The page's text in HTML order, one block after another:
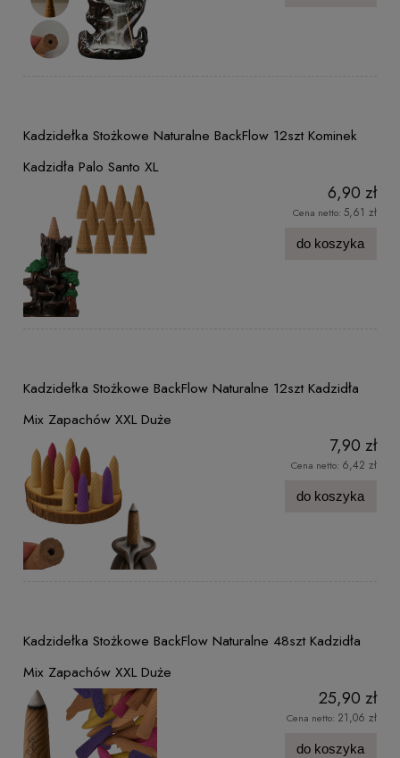
Kadzidełka Stożkowe Naturalne BackFlow 12szt Kominek
Kadzidła Palo Santo XL
6,90 zł
Cena netto: 5,61 zł
do koszyka
Kadzidełka Stożkowe BackFlow Naturalne 12szt Kadzidła
Mix Zapachów XXL Duże
7,90 zł
Cena netto: 6,42 zł
do koszyka
Kadzidełka Stożkowe BackFlow Naturalne 48szt Kadzidła
Mix Zapachów XXL Duże
25,90 zł
Cena netto: 21,06 zł
do koszyka